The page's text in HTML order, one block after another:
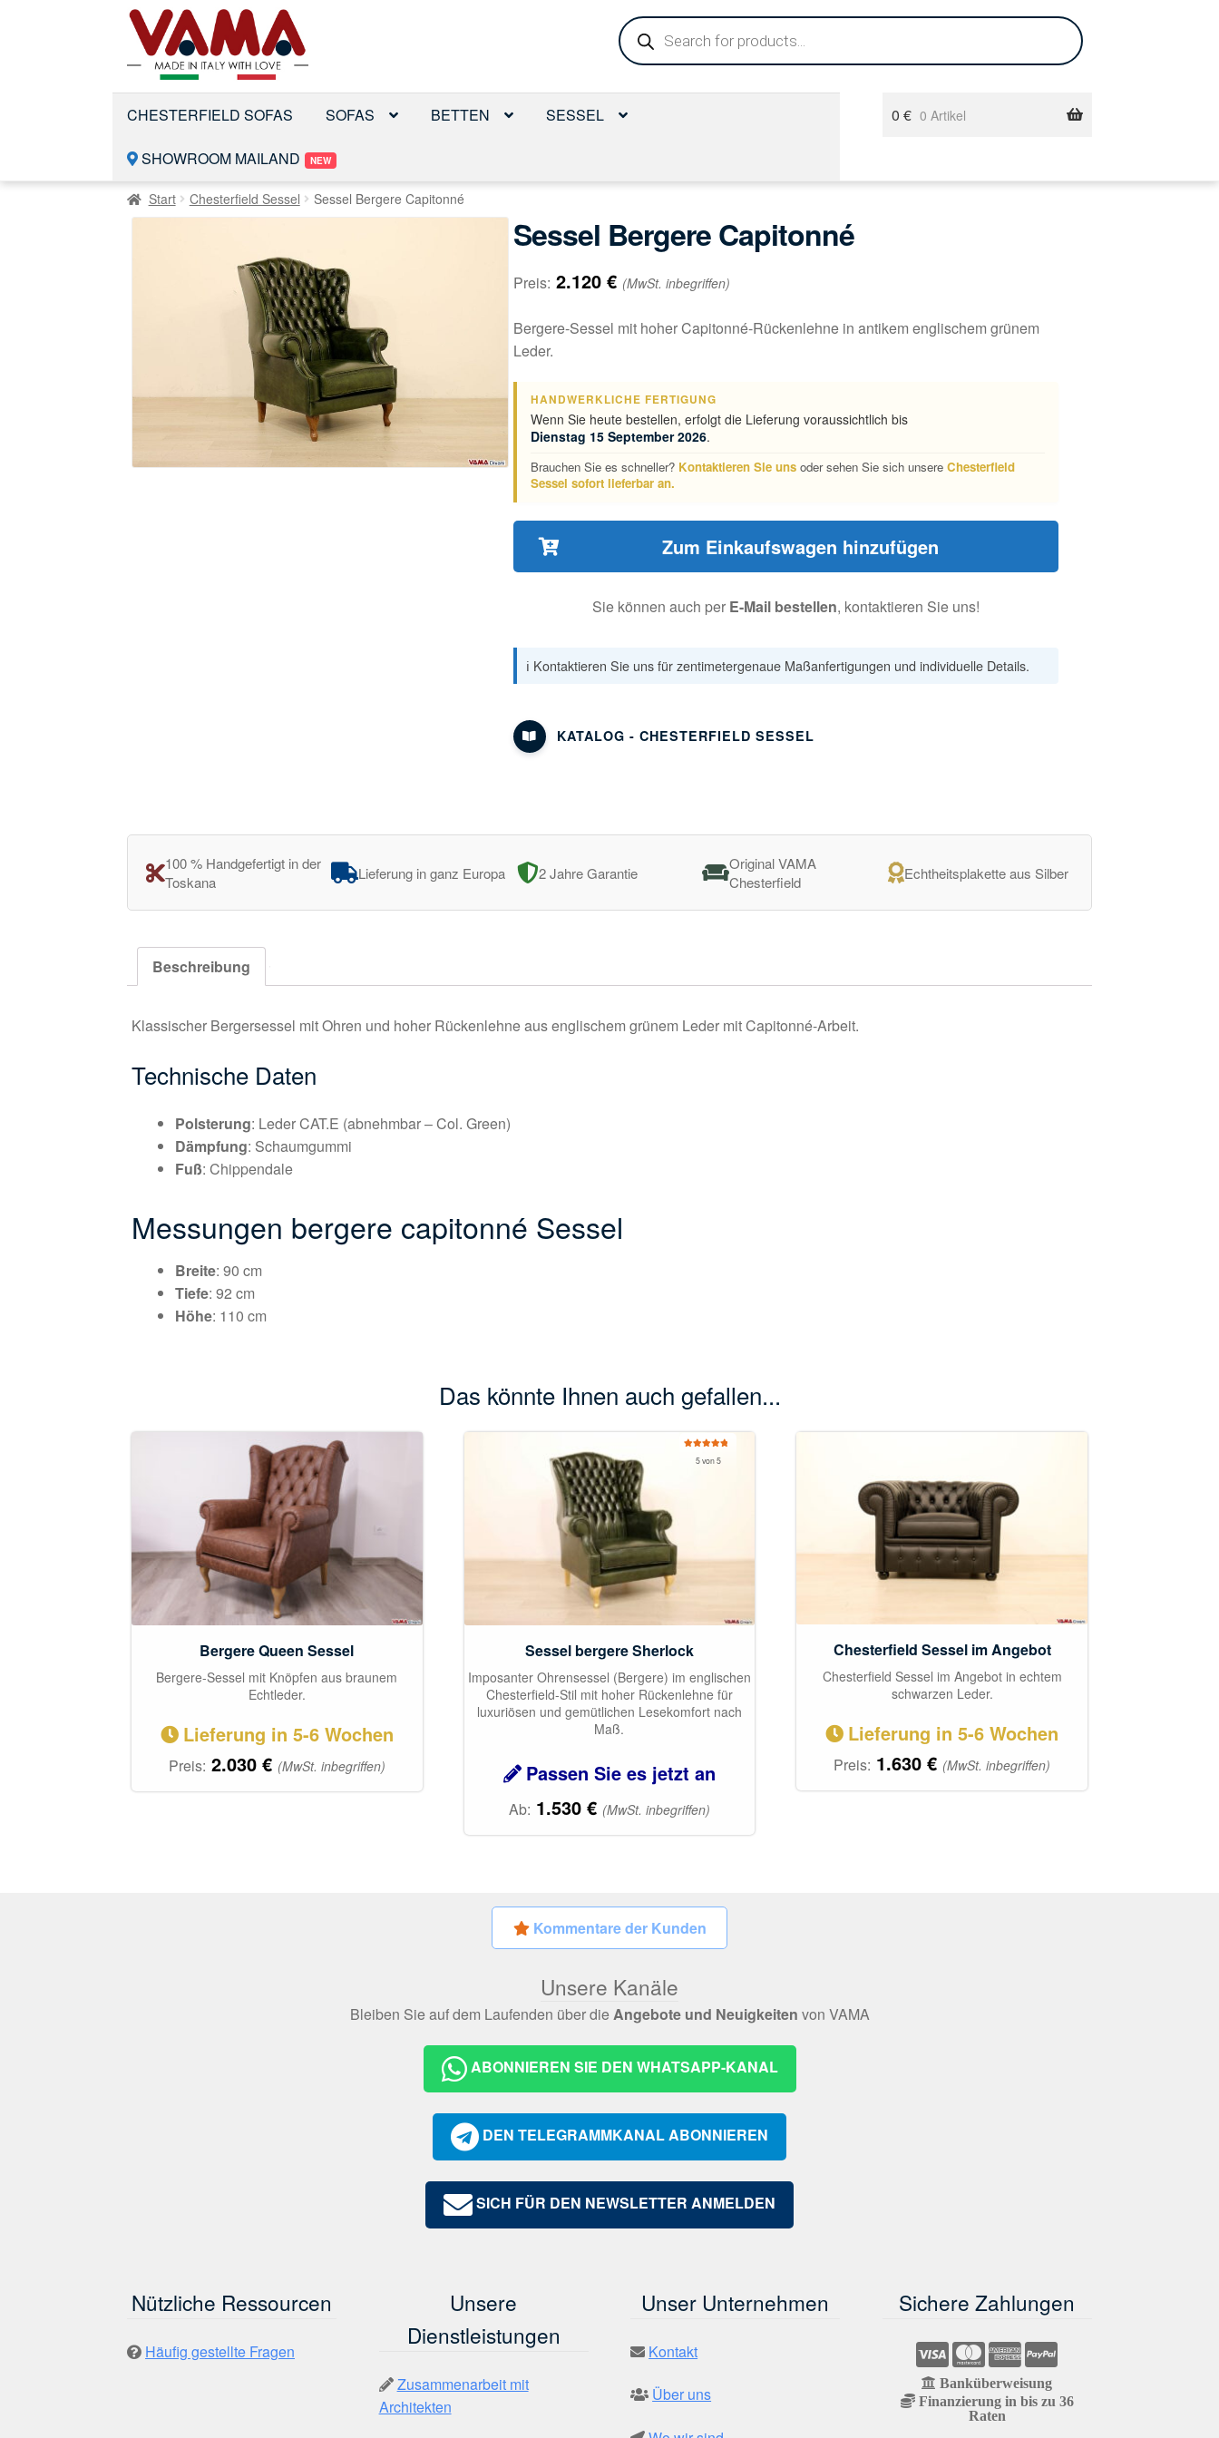
Zur
Navigation
springen
Zum
Inhalt
springen
Products
search
CHESTERFIELD SOFAS SOFAS BETTEN SESSEL
SHOWROOM MAILAND NEW
0 € 0 Artikel
Start Chesterfield Sessel Sessel Bergere Capitonné
Sessel Bergere Capitonné
Preis: 2.120 € (MwSt. inbegriffen)
Bergere-Sessel mit hoher Capitonné-Rückenlehne in antikem englischem grünem
Leder.
HANDWERKLICHE FERTIGUNG
Wenn Sie heute bestellen, erfolgt die Lieferung voraussichtlich bis
Dienstag 15 September 2026.
Brauchen Sie es schneller? Kontaktieren Sie unsoder sehen Sie sich unsere Chesterfield
Sessel sofort lieferbar an.
Zum Einkaufswagen hinzufügen
Sie können auch per E-Mail bestellen, kontaktieren Sie uns!
ℹ️ Kontaktieren Sie uns für zentimetergenaue Maßanfertigungen und individuelle Details.
KATALOG - CHESTERFIELD SESSEL
100 % Handgefertigt in der
Toskana
Lieferung in ganz Europa 2 Jahre Garantie
Original VAMA
Chesterfield
Echtheitsplakette aus Silber
Beschreibung
Klassischer Bergersessel mit Ohren und hoher Rückenlehne aus englischem grünem Leder mit Capitonné-Arbeit.
Technische Daten
Polsterung: Leder CAT.E (abnehmbar – Col. Green)
Dämpfung: Schaumgummi
Fuß: Chippendale
Messungen bergere capitonné Sessel
Breite: 90 cm
Tiefe: 92 cm
Höhe: 110 cm
Das könnte Ihnen auch gefallen...
Bergere Queen Sessel
Bergere-Sessel mit Knöpfen aus braunem
Echtleder.
Lieferung in 5-6 Wochen
Preis: 2.030 € (MwSt. inbegriffen)
5 von 5
Sessel bergere Sherlock
Imposanter Ohrensessel (Bergere) im englischen
Chesterfield-Stil mit hoher Rückenlehne für
luxuriösen und gemütlichen Lesekomfort nach
Maß.
Passen Sie es jetzt an
Ab: 1.530 € (MwSt. inbegriffen)
Chesterfield Sessel im Angebot
Chesterfield Sessel im Angebot in echtem
schwarzen Leder.
Lieferung in 5-6 Wochen
Preis: 1.630€ (MwSt. inbegriffen)
Kommentare der Kunden
Unsere Kanäle
Bleiben Sie auf dem Laufenden über die Angebote und Neuigkeiten von VAMA
ABONNIEREN SIE DEN WHATSAPP-KANAL
DEN TELEGRAMMKANAL ABONNIEREN
SICH FÜR DEN NEWSLETTER ANMELDEN
Nützliche Ressourcen
Häufig gestellte Fragen
Unsere
Dienstleistungen
Zusammenarbeit mit
Architekten
Unser Unternehmen
Kontakt
Über uns
Sichere Zahlungen
Banküberweisung
Finanzierung in bis zu 36
Raten